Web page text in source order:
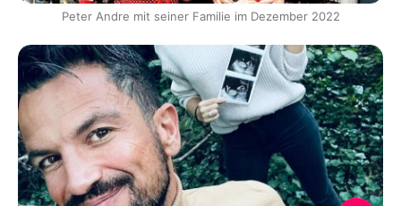
Peter Andre mit seiner Familie im Dezember 2022